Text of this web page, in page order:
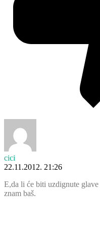
cici
22.11.2012. 21:26
E,da li će biti uzdignute glave
znam baš.